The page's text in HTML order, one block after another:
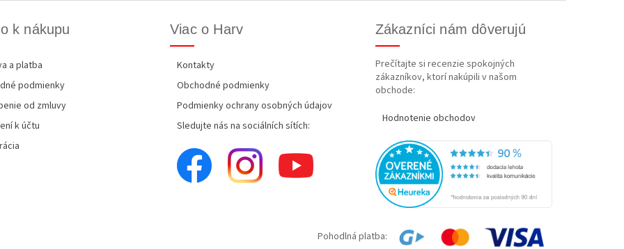
k nákupu
a platba
podmienky
od zmluvy
k účtu
Viac o Harv
Kontakty
Obchodné podmienky
Podmienky ochrany osobných údajov
Sledujte nás na sociálních sítích:
Zákazníci nám dôverujú
Prečítajte si recenzie spokojných
zákazníkov, ktorí nakúpili v našom
obchode:
Hodnotenie obchodov
Pohodlná platba: